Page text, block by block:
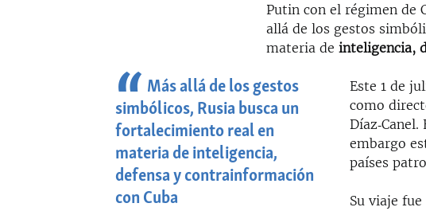
Putin con el régimen de
allá de los gestos
materia deinteligencia,
Más allá de los gestos
simbólicos, Rusia busca un
fortalecimiento real en
materia de inteligencia,
defensa y contrainformación
con Cuba
Este 1 de
como
embargo
países
Su viaje